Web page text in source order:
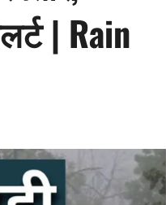
| Rain